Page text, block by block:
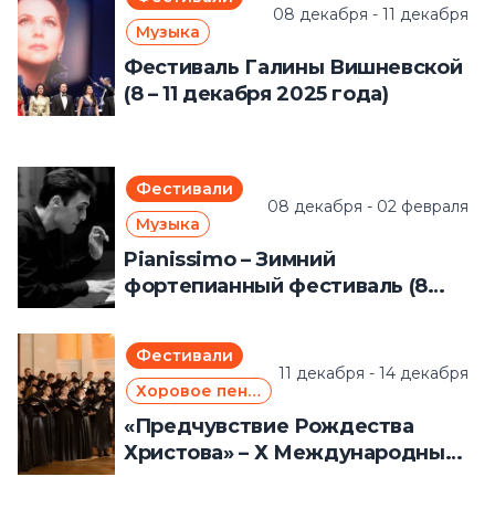
Музыка
08 декабря - 11 декабря
Фестиваль Галины Вишневской
(8 – 11 декабря 2025 года)
Фестивали
Музыка
08 декабря - 02 февраля
Pianissimo – Зимний
фортепианный фестиваль (8
2026 года)
Фестивали
Хоровое пение
11 декабря - 14 декабря
«Предчувствие Рождества
Христова» – Х Международный